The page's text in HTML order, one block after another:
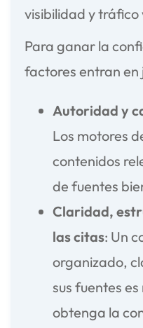
visibilidad y tráfico
Para ganar la
factores entran en
Autoridad y
Los motores
contenidos
de fuentes
Claridad,
las citas: Un
organizado,
sus fuentes
obtenga la